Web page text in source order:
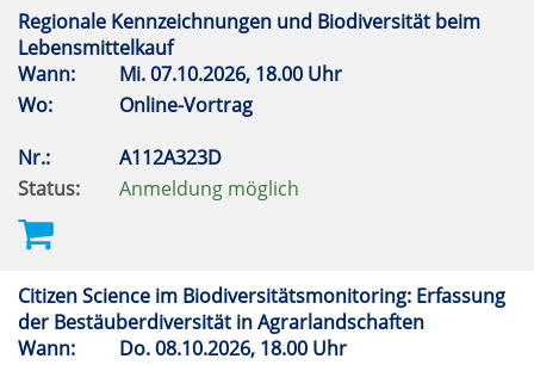
Regionale Kennzeichnungen und Biodiversität beim
Lebensmittelkauf
Wann:
Mi.07.10.2026, 18.00 Uhr
Wo:
Online-Vortrag
Nr.:
A112A323D
Status:
Anmeldung möglich
Citizen Science im Biodiversitätsmonitoring: Erfassung
der Bestäuberdiversität in Agrarlandschaften
Wann:
Do.08.10.2026, 18.00 Uhr